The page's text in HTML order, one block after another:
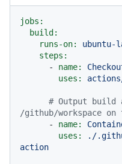
jobs:
build:
runs-on:
ubuntu-
steps:
-
name:
uses:
# Output
/github/workspace
-
name:
uses:
./
action